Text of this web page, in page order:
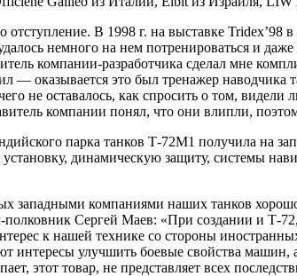
отступление. В 1998 г. на выставке
немного на нем потренироваться и
компании-разработчика сделал мне
— оказывается это был тренажер
не оставалось, как спросить о том,
компании понял, что они влипли,
парка танков Т-72М1 получила на
динамическую защиту, системы
западными компаниями наших танков
Сергей Маев: «При создании и Т-
к нашей технике со стороны
интересы улучшить боевые свойства машин,
этот товар, не представляет всех